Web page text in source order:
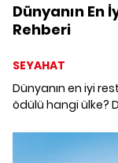
Dünyanın En
Rehberi
SEYAHAT
Dünyanın en iyi
ödülü hangi ülke?
en iyi
düşerse...